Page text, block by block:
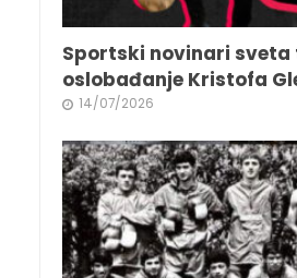
Sportski novinari sveta
oslobađanje Kristofa
14/07/2026